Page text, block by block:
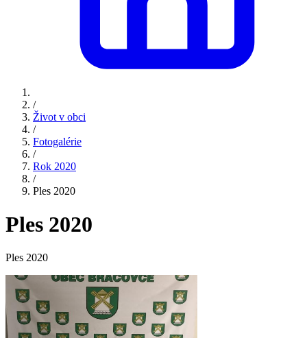
/
Život v obci
/
Fotogalérie
/
Rok 2020
/
Ples 2020
Ples 2020
Ples 2020